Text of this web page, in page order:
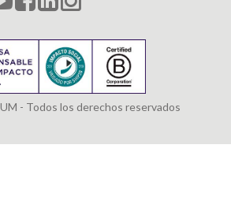
- Todos los derechos reservados